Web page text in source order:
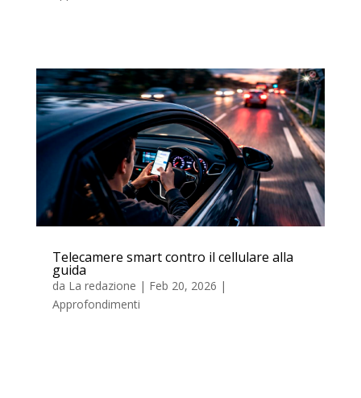
Telecamere smart contro il cellulare alla
guida
da La redazione | Feb 20, 2026 |
Approfondimenti